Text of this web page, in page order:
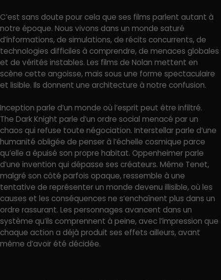
C’est sans doute pour cela que ses films parlent autant à
notre époque. Nous vivons dans un monde saturé
d’informations, de simulations, de récits concurrents, de
technologies difficiles à comprendre, de menaces globales
et de vérités instables. Les films de Nolan mettent en
scène cette angoisse, mais sous une forme spectaculaire
et lisible. Ils donnent une architecture à notre confusion.
Inception parle d’un monde où l’esprit peut être infiltré.
The Dark Knight parle d’un ordre social menacé par un
chaos qui refuse toute négociation. Interstellar parle d’une
humanité obligée de penser à l’échelle cosmique parce
qu’elle a épuisé son propre habitat. Oppenheimer parle
d’une invention qui dépasse ses créateurs. Même Tenet,
malgré son côté parfois opaque, ressemble à une
tentative de représenter un monde devenu illisible, où les
causes et les conséquences ne s’enchaînent plus dans un
ordre rassurant. Les personnages avancent dans un
système qu’ils comprennent à peine, avec l’impression que
chaque action a déjà produit ses effets ailleurs, avant
même d’avoir été décidée.